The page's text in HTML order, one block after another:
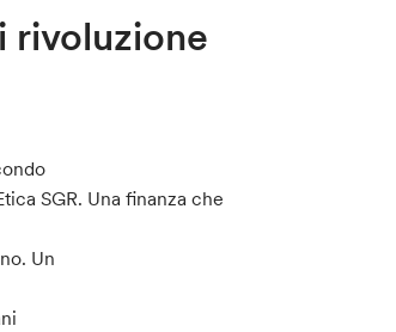
rivoluzione
SGR. Una finanza che
Un